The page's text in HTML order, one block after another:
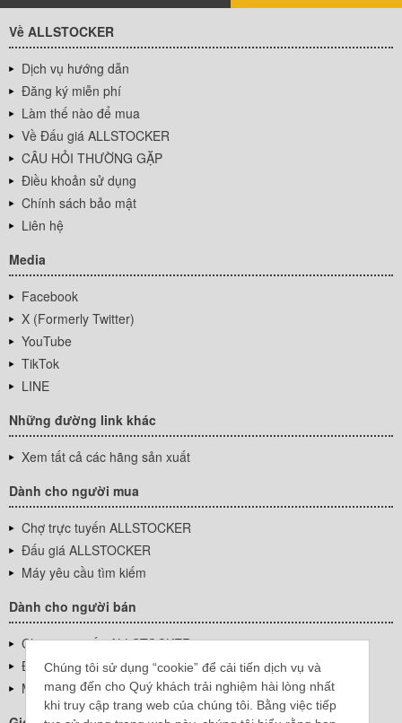
Chúng tôi sử dụng “cookie” để cải tiến dịch vụ và
mang đến cho Quý khách trải nghiệm hài lòng nhất
khi truy cập trang web của chúng tôi. Bằng việc tiếp
Về ALLSTOCKER
Dịch vụ hướng dẫn
Đăng ký miễn phí
Làm thế nào để mua
Về Đấu giá ALLSTOCKER
CÂU HỎI THƯỜNG GẶP
Điều khoản sử dụng
Chính sách bảo mật
Liên hệ
Media
Facebook
X (Formerly Twitter)
YouTube
TikTok
LINE
Những đường link khác
Xem tất cả các hãng sản xuất
Dành cho người mua
Chợ trực tuyến ALLSTOCKER
Đấu giá ALLSTOCKER
Máy yêu cầu tìm kiếm
Dành cho người bán
Chợ trực tuyến ALLSTOCKER
Đấu giá ALLSTOCKER
Máy yêu cầu tìm kiếm